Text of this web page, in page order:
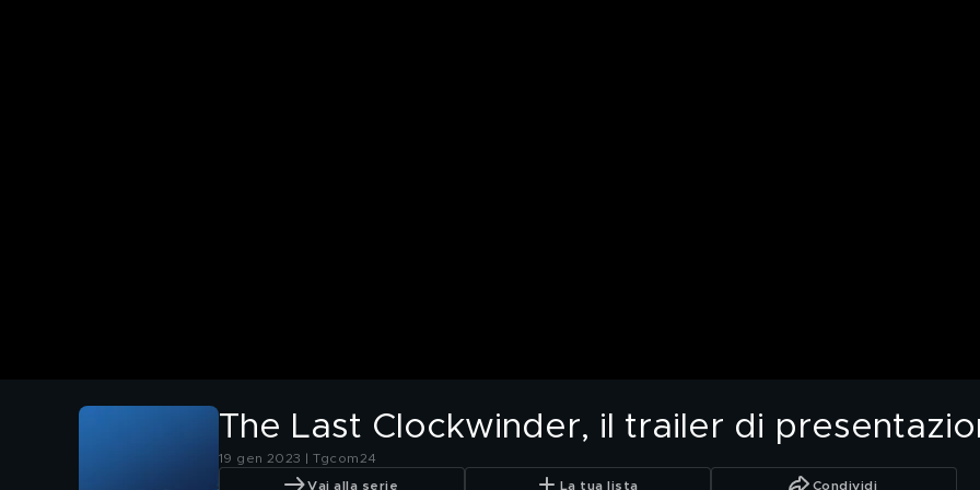
The Last Clockwinder, il trailer di
19 gen 2023 | Tgcom24
Vai alla serie La tua lista Condividi